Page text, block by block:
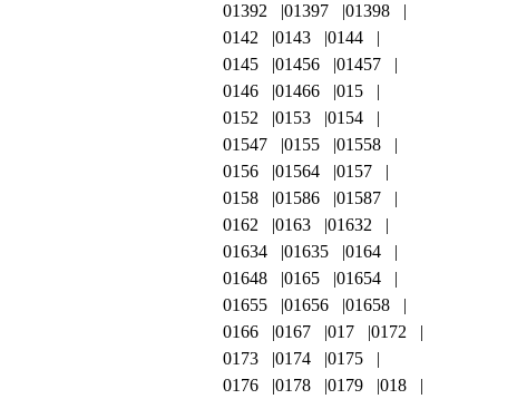
01392
01397
01398
0142
0143
0144
0145
01456
01457
0146
01466
015
0152
0153
0154
01547
0155
01558
0156
01564
0157
0158
01586
01587
0162
0163
01632
01634
01635
0164
01648
0165
01654
01655
01656
01658
0166
0167 017
0172
0173
0174
0175
0176
0178 0179
018